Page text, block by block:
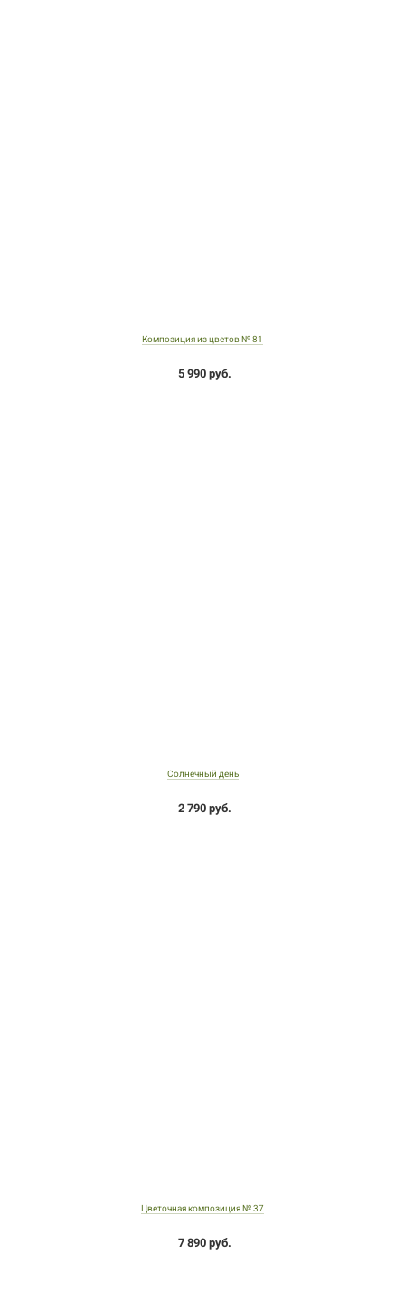
Композиция из цветов № 81
5 990 руб.
Солнечный день
2 790 руб.
Цветочная композиция № 37
7 890 руб.